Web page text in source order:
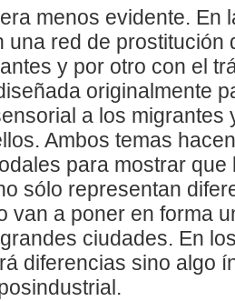
menos evidente. En
una red de prostitución
y por otro con el
originalmente
a los migrantes
Ambos temas
para mostrar
sólo representan
van a poner en forma
ciudades. En
diferencias sino algo